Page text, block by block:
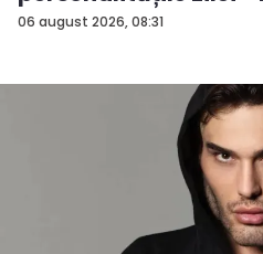
06 august 2026, 08:31